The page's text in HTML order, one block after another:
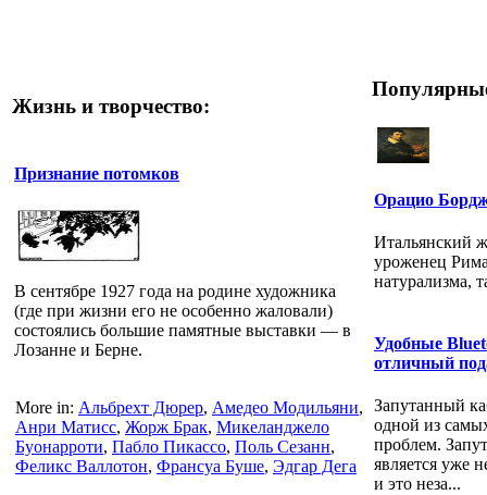
Жизнь и творчество:
Признание потомков
В сентябре 1927 года на родине художника
(где при жизни его не особенно жаловали)
состоялись большие памятные выставки — в
Лозанне и Берне.
More in: Альбрехт Дюрер, Амедео Модильяни,
Анри Матисс, Жорж Брак, Микеланджело
Буонарроти, Пабло Пикассо, Поль Сезанн,
Феликс Валлотон, Франсуа Буше, Эдгар Дега
Орацио
Итальянский
уроженец
натурализма,
Удобные
отличный
Запутанный
одной из
проблем.
является уже
и это неза...